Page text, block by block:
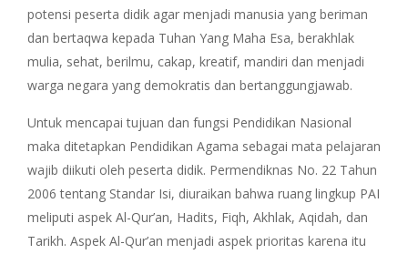
potensi peserta didik agar menjadi manusia yang beriman
dan bertaqwa kepada Tuhan Yang Maha Esa, berakhlak
mulia, sehat, berilmu, cakap, kreatif, mandiri dan menjadi
warga negara yang demokratis dan bertanggungjawab.
Untuk mencapai tujuan dan fungsi Pendidikan Nasional
maka ditetapkan Pendidikan Agama sebagai mata pelajaran
wajib diikuti oleh peserta didik. Permendiknas No. 22 Tahun
2006 tentang Standar Isi, diuraikan bahwa ruang lingkup PAI
meliputi aspek Al-Qur’an, Hadits, Fiqh, Akhlak, Aqidah, dan
Tarikh. Aspek Al-Qur’an menjadi aspek prioritas karena itu